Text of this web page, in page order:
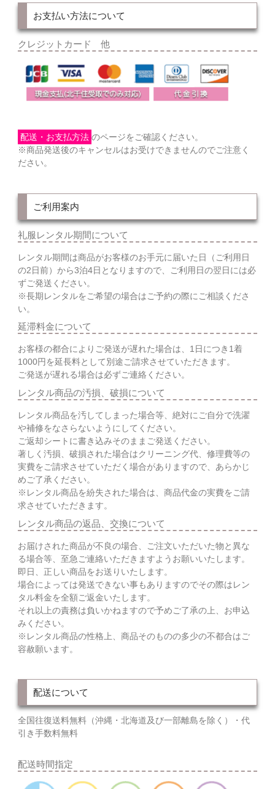
お支払い方法について
クレジットカード 他
配送・お支払方法 のページをご確認ください。
※商品発送後のキャンセルはお受けできませんのでご注意く
ださい。
ご利用案内
礼服レンタル期間について
レンタル期間は商品がお客様のお手元に届いた日（ご利用日
の2日前）から3泊4日となりますので、ご利用日の翌日には必
ずご発送ください。
※長期レンタルをご希望の場合はご予約の際にご相談くださ
い。
延滞料金について
お客様の都合によりご発送が遅れた場合は、1日につき1着
1000円を延長料として別途ご請求させていただきます。
ご発送が遅れる場合は必ずご連絡ください。
レンタル商品の汚損、破損について
レンタル商品を汚してしまった場合等、絶対にご自分で洗濯
や補修をなさらないようにしてください。
ご返却シートに書き込みそのままご発送ください。
著しく汚損、破損された場合はクリーニング代、修理費等の
実費をご請求させていただく場合がありますので、あらかじ
めご了承ください。
※レンタル商品を紛失された場合は、商品代金の実費をご請
求させていただきます。
レンタル商品の返品、交換について
お届けされた商品が不良の場合、ご注文いただいた物と異な
る場合等、至急ご連絡いただきますようお願いいたします。
即日、正しい商品をお送りいたします。
場合によっては発送できない事もありますのでその際はレン
タル料金を全額ご返金いたします。
それ以上の責務は負いかねますので予めご了承の上、お申込
みください。
※レンタル商品の性格上、商品そのものの多少の不都合はご
容赦願います。
配送について
全国往復送料無料（沖縄・北海道及び一部離島を除く）・代
引き手数料無料
配送時間指定